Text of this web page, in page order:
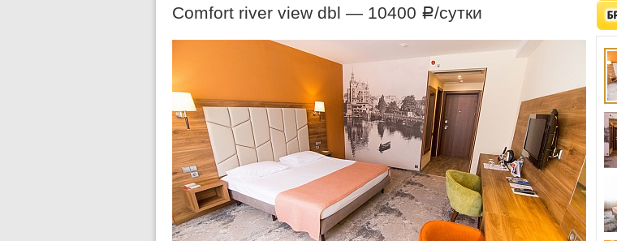
Comfort river view dbl — 10400 Р/сутки